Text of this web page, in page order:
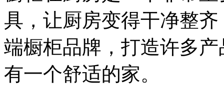
具，让厨房变得干净整
端橱柜品牌，打造许多
有一个舒适的家。